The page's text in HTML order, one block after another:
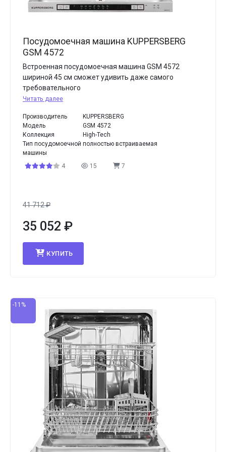
Посудомоечная машина KUPPERSBERG
GSM 4572
Встроенная посудомоечная машина GSM 4572
шириной 45 см сможет удивить даже самого
требовательного
Читать далее
Производитель
KUPPERSBERG
Модель
GSM 4572
Коллекция
High-Tech
Тип посудомоечной
машины
полностью встраиваемая
4 15 7
41 712₽
35 052 ₽
КУПИТЬ
-11%